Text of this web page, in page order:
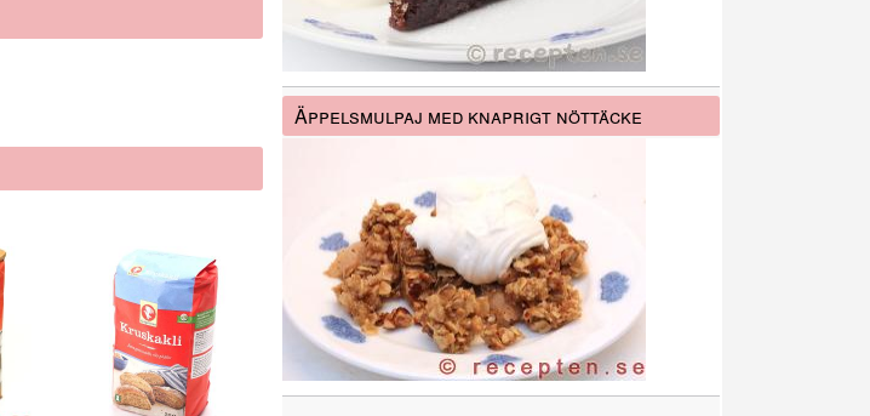
Äppelsmulpaj med knaprigt nöttäcke